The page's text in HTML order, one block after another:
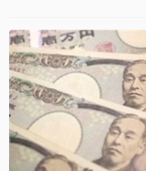
Công
cụ
đầu